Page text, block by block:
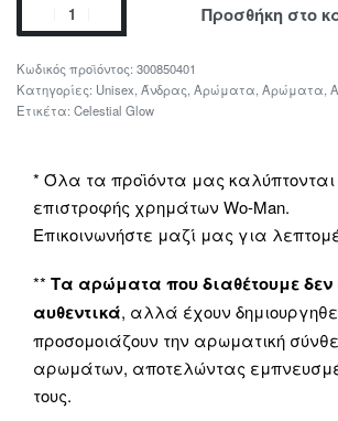
Προσθήκη στο
300850401
Κατηγορίες: Unisex Άνδρας Αρώματα Αρώματα
Ετικέτα: Celestial Glow
* Όλα τα προϊόντα μας
επιστροφής χρημάτων Wo-Man.
Επικοινωνήστε μαζί μας για
** Τα αρώματα που διαθέτουμε δεν
αυθεντικά, αλλά έχουν
προσομοιάζουν την αρωματική
αρωμάτων, αποτελώντας
τους.